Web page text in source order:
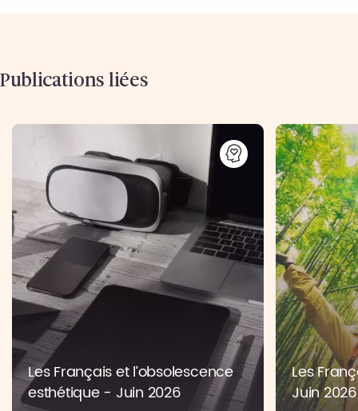
Publications liées
Les Français et l’obsolescence
esthétique - Juin 2026
Les
Juin 2026